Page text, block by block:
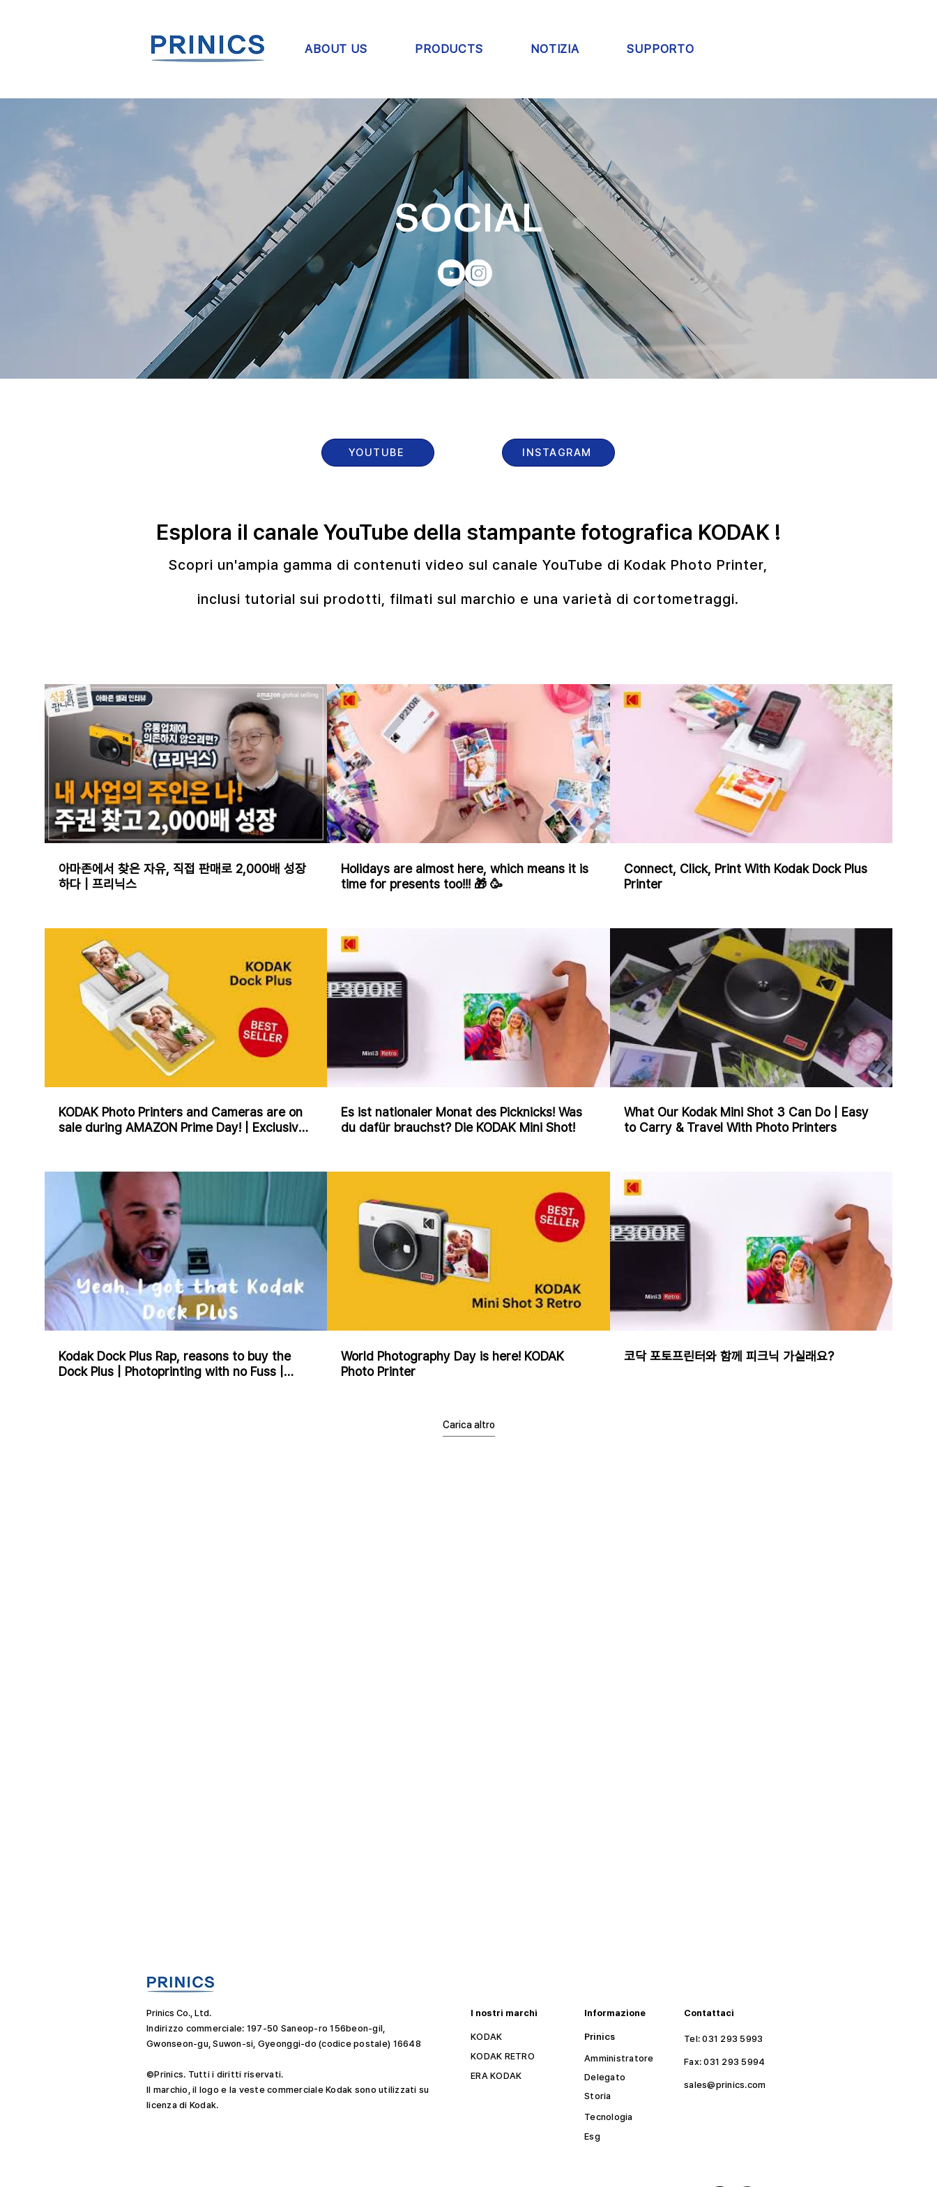
ABOUT US PRODUCTS NOTIZIA SUPPORTO
SOCIAL
YOUTUBE INSTAGRAM
Esplora il canale YouTube della stampante fotografica KODAK !
Scopri un'ampia gamma di contenuti video sul canale YouTube di Kodak Photo Printer,
inclusi tutorial sui prodotti, filmati sul marchio e una varietà di cortometraggi.
아마존에서 찾은 자유, 직접 판매로 2,000배 성장
하다 | 프리닉스
Holidays are almost here, which means it is
time for presents too!!! 🎁 🥳
Connect, Click, Print With Kodak Dock Plus
Printer
KODAK Photo Printers and Cameras are on
sale during AMAZON Prime Day! | Exclusive
Es ist nationaler Monat des Picknicks! Was
du dafür brauchst? Die KODAK Mini Shot!
What Our Kodak Mini Shot 3 Can Do | Easy
to Carry & Travel With Photo Printers
Kodak Dock Plus Rap, reasons to buy the
Dock Plus | Photoprinting with no Fuss |
World Photography Day is here! KODAK
Photo Printer
코닥 포토프린터와 함께 피크닉 가실래요?
Carica altro
Prinics Co., Ltd.
Indirizzo commerciale: 197-50 Saneop-ro 156beon-gil,
Gwonseon-gu, Suwon-si, Gyeonggi-do (codice postale) 16648
©Prinics. Tutti i diritti riservati.
Il marchio, il logo e la veste commerciale Kodak sono utilizzati su
licenza di Kodak.
I nostri marchi
KODAK
KODAK RETRO
ERA KODAK
Informazione
Prinics
Amministratore
Delegato
Storia
Tecnologia
Esg
Contattaci
Tel: 031 293 5993
Fax: 031 293 5994​
sales@prinics.com